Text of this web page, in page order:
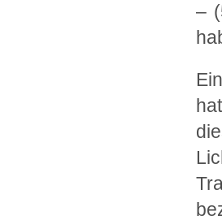
–